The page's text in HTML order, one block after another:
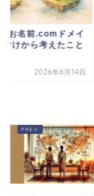
でLPを作る
のプラグイン観
2026年3月19日